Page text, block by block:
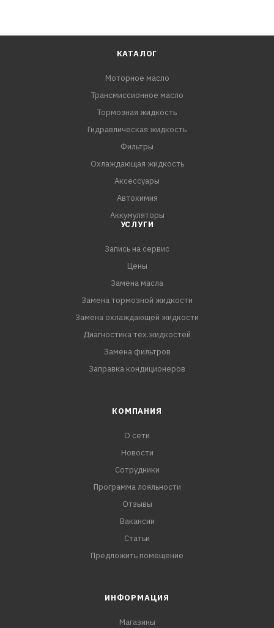
КАТАЛОГ
Моторное масло
Трансмиссионное масло
Тормозная жидкость
Гидравлическая жидкость
Фильтры
Охлаждающая жидкость
Аксессуары
Автохимия
Аккумуляторы
УСЛУГИ
Запись на сервис
Цены
Замена масла
Замена тормозной жидкости
Замена охлаждающей жидкости
Диагностика тех.жидкостей
Замена фильтров
Заправка кондиционеров
КОМПАНИЯ
О сети
Новости
Сотрудники
Программа лояльности
Отзывы
Вакансии
Статьи
Предложить помещение
ИНФОРМАЦИЯ
Магазины